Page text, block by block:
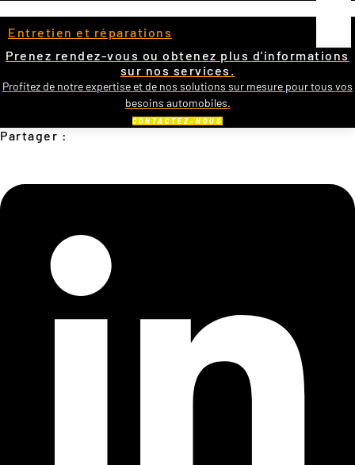
Entretien et réparations
Prenez rendez-vous ou obtenez plus d'informations
sur nos services.
Profitez de notre expertise et de nos solutions sur mesure pour tous vos
besoins automobiles.
CONTACTEZ-NOUS
Partager :